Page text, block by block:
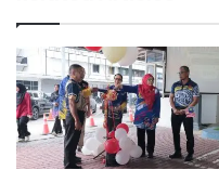
a
t
e
g
i
l
m
P
e
r
u